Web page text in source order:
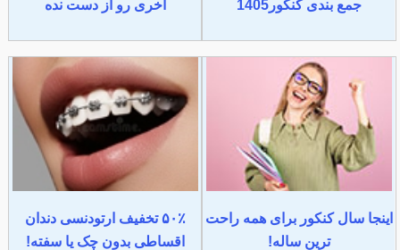
جمع بندی کنکور1405
آخری رو از دست نده
اینجا سال کنکور برای همه راحت
ترین ساله!
۵۰٪ تخفیف ارتودنسی دندان
اقساطی بدون چک یا سفته!